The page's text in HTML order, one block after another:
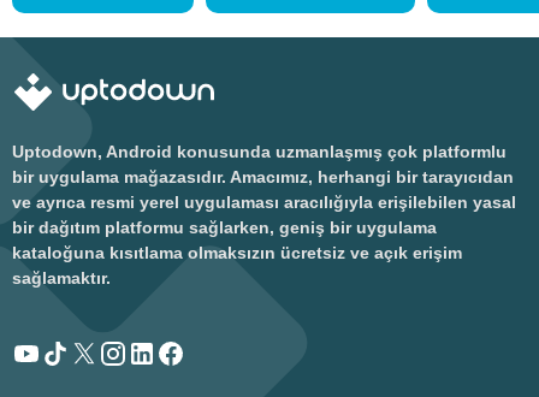
Uptodown, Android konusunda uzmanlaşmış çok platformlu
bir uygulama mağazasıdır. Amacımız, herhangi bir tarayıcıdan
ve ayrıca resmi yerel uygulaması aracılığıyla erişilebilen yasal
bir dağıtım platformu sağlarken, geniş bir uygulama
kataloğuna kısıtlama olmaksızın ücretsiz ve açık erişim
sağlamaktır.